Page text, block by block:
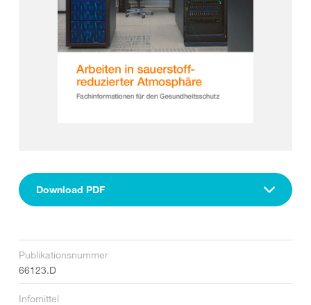
Download PDF
Publikationsnummer
66123.D
Infomittel